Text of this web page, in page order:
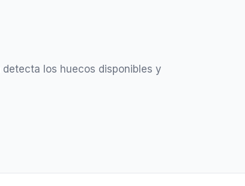
detecta los huecos disponibles y